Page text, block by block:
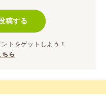
稿する
ト をゲットしよう！
ちら